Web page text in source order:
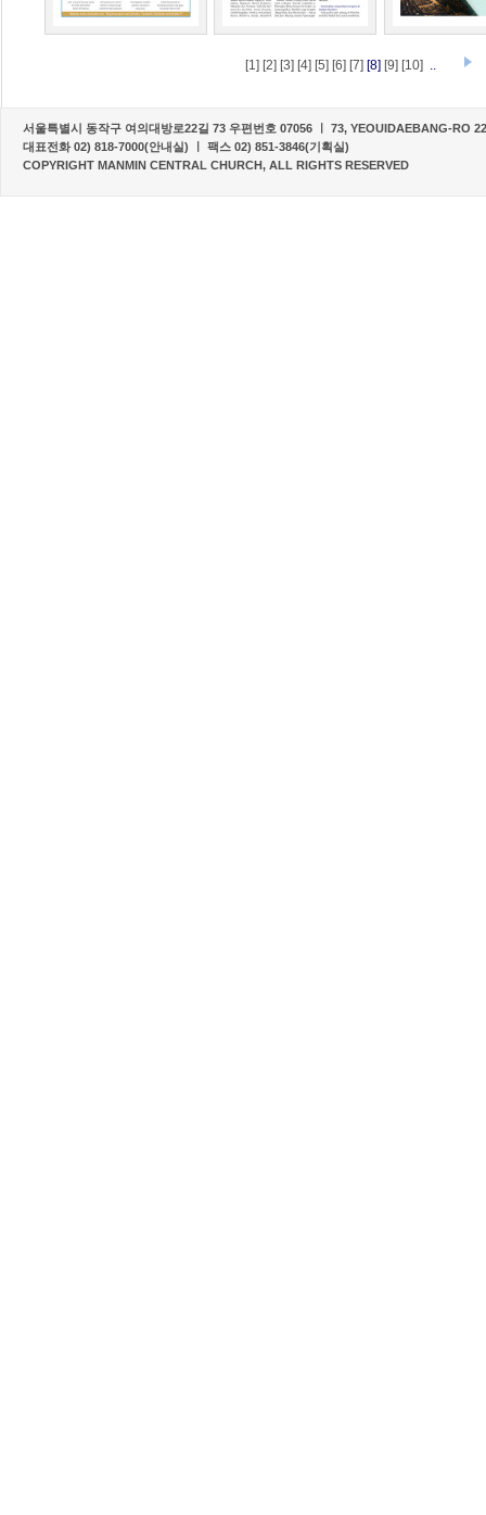
[1] [2] [3] [4] [5] [6] [7] [8] [9] [10] ..
서울특별시 동작구 여의대방로22길 73 우편번호 07056 ㅣ 73, YEOUIDAEBANG-RO
대표전화 02) 818-7000(안내실) ㅣ 팩스 02) 851-3846(기획실)
COPYRIGHT MANMIN CENTRAL CHURCH, ALL RIGHTS RESERVED